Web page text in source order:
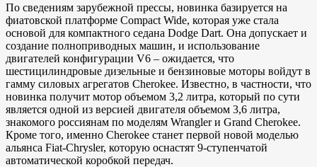
По сведениям зарубежной прессы, новинка базируется на
фиатовской платформе Compact Wide, которая уже стала
основой для компактного седана Dodge Dart. Она допускает и
создание полноприводных машин, и использование
двигателей конфигурации V6 – ожидается, что
шестицилиндровые дизельные и бензиновые моторы войдут в
гамму силовых агрегатов Cherokee. Известно, в частности, что
новинка получит мотор объемом 3,2 литра, который по сути
является одной из версией двигателя объемом 3,6 литра,
знакомого россиянам по моделям Wrangler и Grand Cherokee.
Кроме того, именно Cherokee станет первой новой моделью
альянса Fiat-Chrysler, которую оснастят 9-ступенчатой
автоматической коробкой передач.